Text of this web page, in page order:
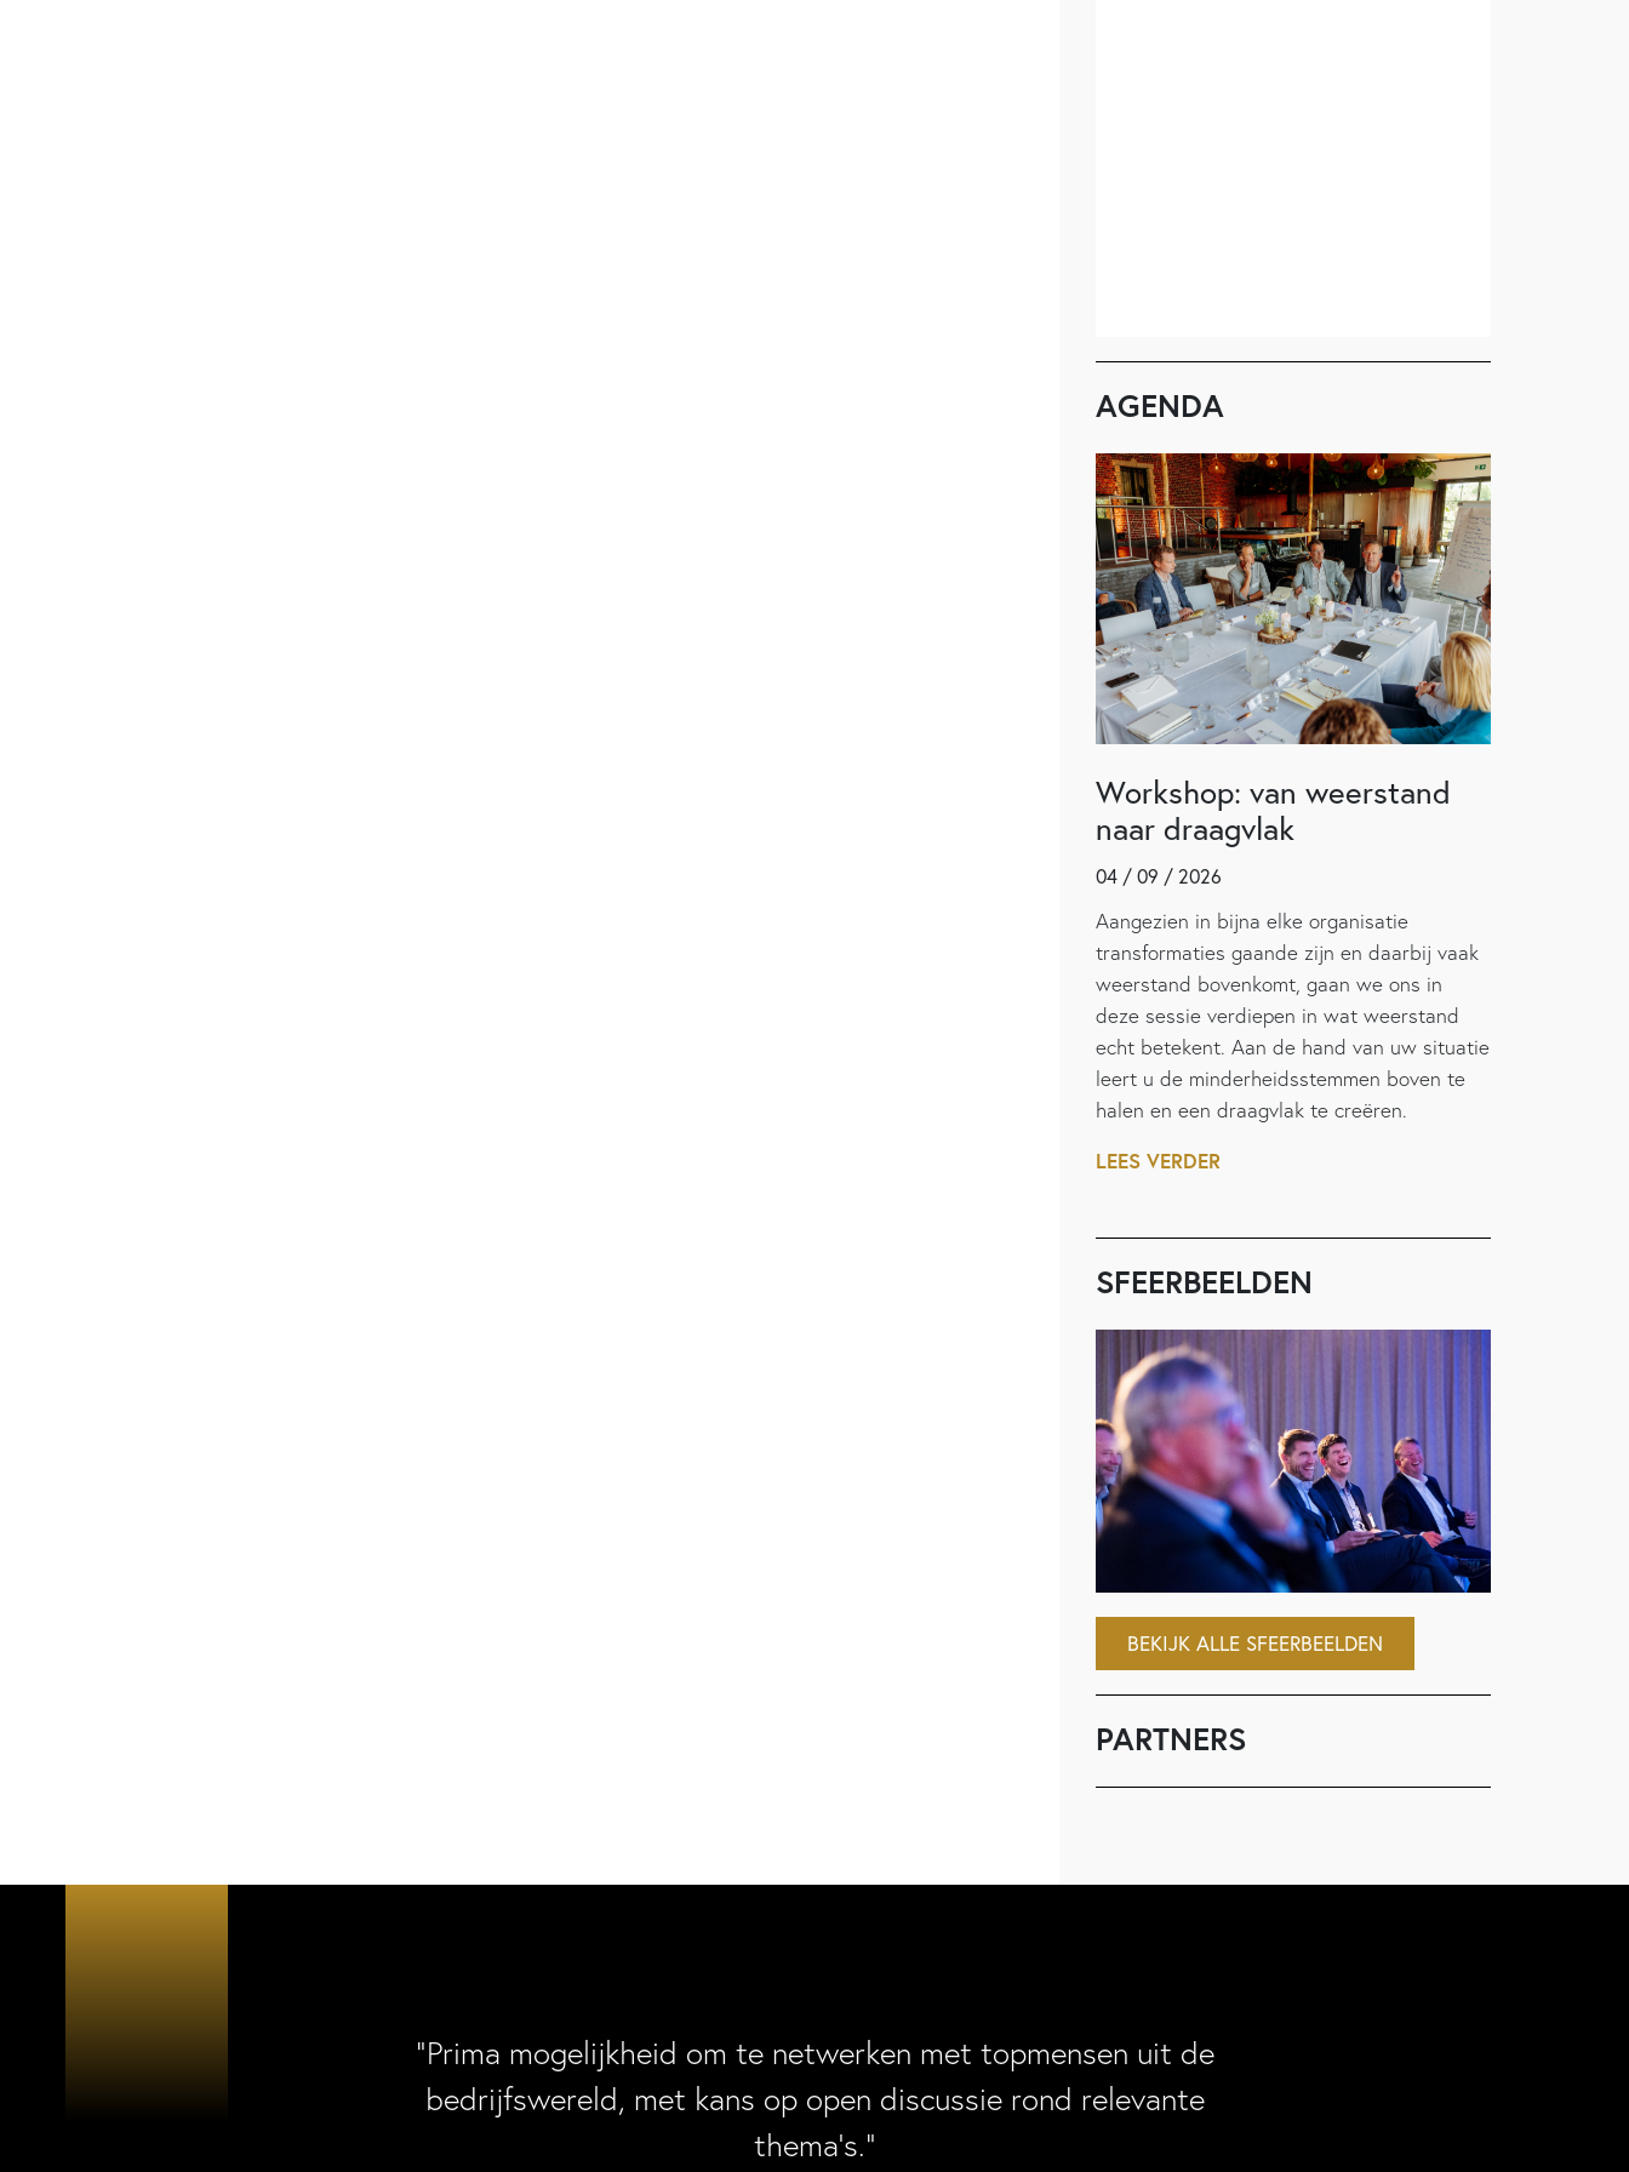
AGENDA
Workshop: van weerstand
naar draagvlak
04 / 09 / 2026
Aangezien in bijna elke organisatie
transformaties gaande zijn en daarbij vaak
weerstand bovenkomt, gaan we ons in
deze sessie verdiepen in wat weerstand
echt betekent. Aan de hand van uw situatie
leert u de minderheidsstemmen boven te
halen en een draagvlak te creëren.
LEES VERDER
SFEERBEELDEN
BEKIJK ALLE SFEERBEELDEN
PARTNERS
“Prima mogelijkheid om te netwerken met topmensen uit de
bedrijfswereld, met kans op open discussie rond relevante
thema’s.”